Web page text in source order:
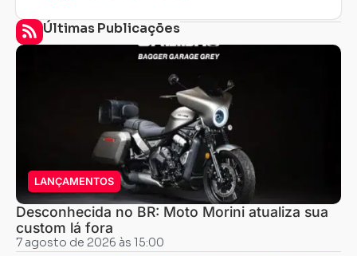
Últimas Publicações
LANÇAMENTOS
Desconhecida no BR: Moto Morini atualiza sua
custom lá fora
7 agosto de 2026 às 15:00